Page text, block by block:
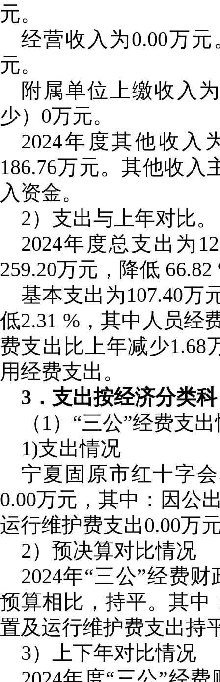
元。
经营收入为0.00万
元。
附属单位上缴收入
少）0万元。
2024年度其他收入
186.76万元。其他收
入资金。
2）支出与上年对比。
2024年度总支出为
259.20万元，降低 66.82
基本支出为107.40万
低2.31 %，其中人员经
费支出比上年减少1.68
用经费支出。
3．支出按经济分类
（1）“三公”经费支
1)支出情况
宁夏固原市红十字
0.00万元，其中：因公
运行维护费支出0.00万
2）预决算对比情况
2024年“三公”经费
预算相比，持平。其中
置及运行维护费支出持
3）上下年对比情况